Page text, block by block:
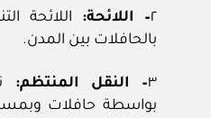
٢– اللائحة: اللائحة
بالحافلات بين المدن.
٣– النقل المنتظم:
بواسطة حافلات